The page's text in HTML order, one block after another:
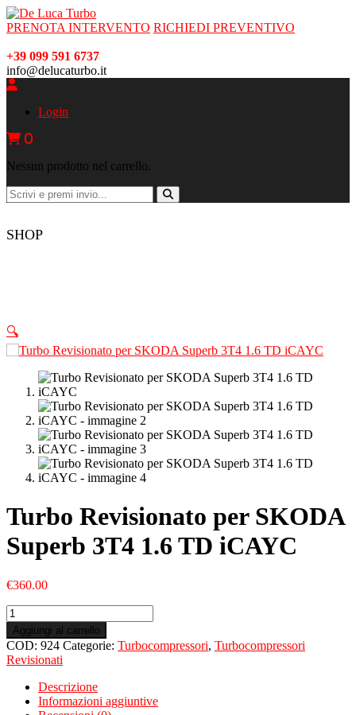
PRENOTA INTERVENTO RICHIEDI PREVENTIVO
+39 099 591 6737
info@delucaturbo.it
Login
0
Nessun prodotto nel carrello.
SHOP
🔍
Turbo Revisionato per SKODA
Superb 3T4 1.6 TD iCAYC
€360.00
Turbo
Revisionato
per
SKODA
Superb
3T4
Aggiungi al carrello
COD: 924 Categorie: Turbocompressori, Turbocompressori
Revisionati
Descrizione
Informazioni aggiuntive